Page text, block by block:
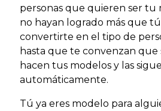
personas que quieren ser
no hayan logrado más que
convertirte en el tipo de
hasta que te convenzan que
hacen tus modelos y las
automáticamente.
Tú ya eres modelo para